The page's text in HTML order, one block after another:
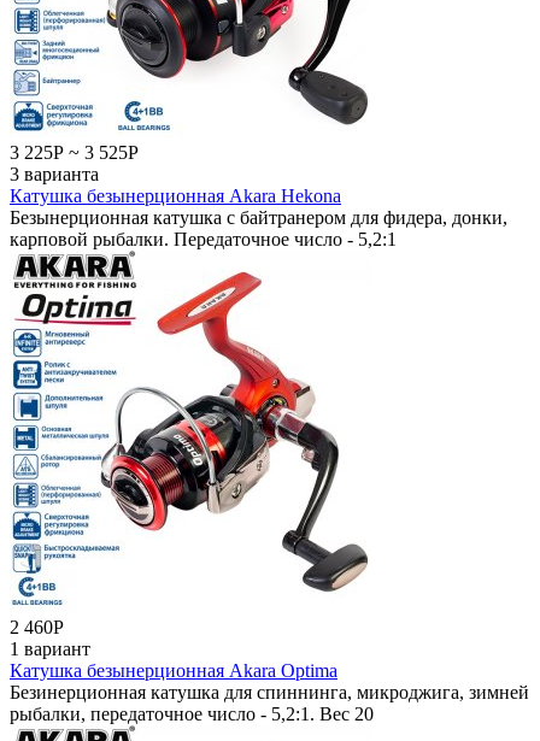
3 225Р ~ 3 525Р
3 варианта
Катушка безынерционная Akara Hekona
Безынерционная катушка с байтранером для фидера, донки,
карповой рыбалки. Передаточное число - 5,2:1
2 460Р
1 вариант
Катушка безынерционная Akara Optima
Безинерционная катушка для спиннинга, микроджига, зимней
рыбалки, передаточное число - 5,2:1. Вес 20